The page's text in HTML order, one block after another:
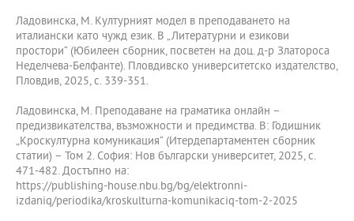
Ладовинска, М. Културният модел в преподаването на
италиански като чужд език. В „Литературни и езикови
простори“ (Юбилеен сборник, посветен на доц. д-р Златороса
Неделчева-Белфанте). Пловдивско университетско издателство,
Пловдив, 2025, с. 339-351.
Ладовинска, М. Преподаване на граматика онлайн –
предизвикателства, възможности и предимства. В: Годишник
„Кроскултурна комуникация“ (Итердепартаментен сборник
статии) – Том 2. София: Нов български университет, 2025, с.
471-482. Достъпно на:
https://publishing-house.nbu.bg/bg/elektronni-
izdaniq/periodika/kroskulturna-komunikaciq-tom-2-2025